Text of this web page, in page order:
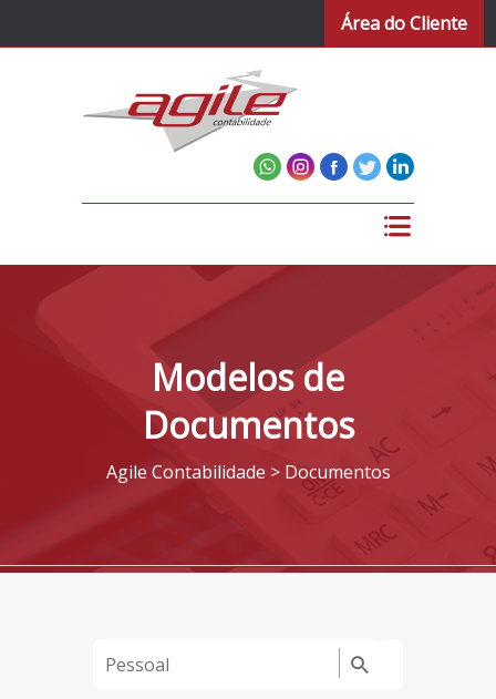
Área do Cliente
Modelos de
Documentos
Agile Contabilidade > Documentos